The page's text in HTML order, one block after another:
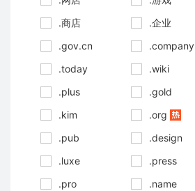
.商店
.企业
.gov.cn
.company
.today
.wiki
.plus
.gold
.kim
.org
.pub
.design
.luxe
.press
.pro
.name